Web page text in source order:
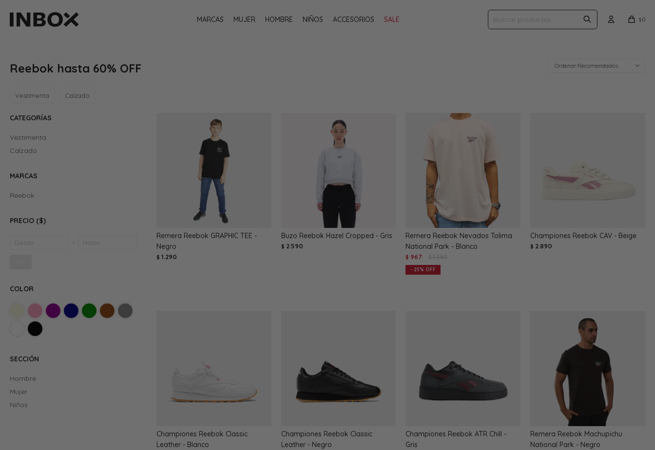
MARCAS MUJER HOMBRE NIÑOS ACCESORIOS SALE $0
Reebok hasta 60% OFF Recomendados
Vestimenta Calzado
Remera Reebok GRAPHIC TEE -
Negro
$ 1.290
Buzo Reebok Hazel Cropped - Gris
$ 2.590
Remera Reebok Nevados Tolima
National Park - Blanco
$ 967 $ 1.290
25
Championes Reebok CAV - Beige
$ 2.890
Championes Reebok Classic
Leather - Blanco
Championes Reebok Classic
Leather - Negro
Championes Reebok ATR Chill -
Gris
Remera Reebok Machupichu
National Park - Negro
CATEGORÍAS
Vestimenta
Calzado
MARCAS
Reebok
PRECIO ($)
COLOR
SECCIÓN
Hombre
Mujer
Niños